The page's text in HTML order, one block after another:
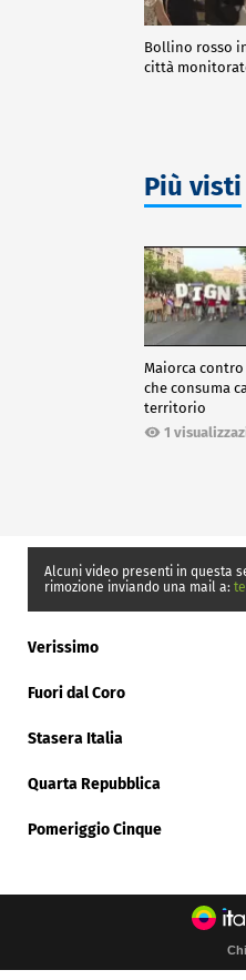
Bollino rosso
città
Più visti
Maiorca
che consuma
territorio
1
Alcuni video presenti in questa
rimozione inviando una mail a:
Verissimo
Fuori dal Coro
Stasera Italia
Quarta Repubblica
Pomeriggio Cinque